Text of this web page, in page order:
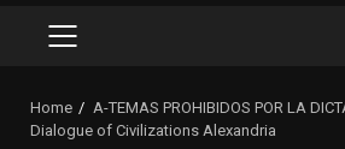
Primary
Home
A-TEMAS PROHIBIDOS POR LA
Dialogue of Civilizations Alexandria